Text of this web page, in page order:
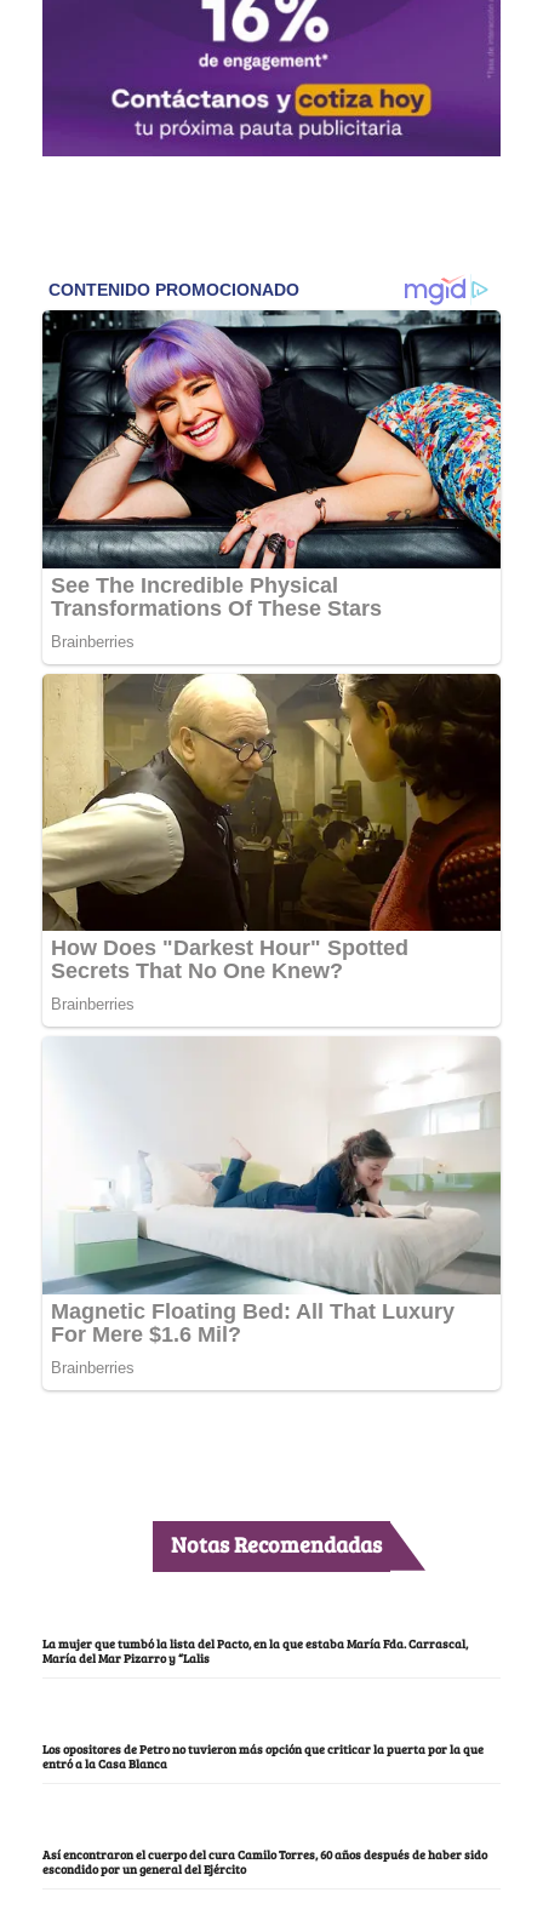
Notas Recomendadas
La mujer que tumbó la lista del Pacto, en la que estaba María Fda. Carrascal,
María del Mar Pizarro y “Lalis
Los opositores de Petro no tuvieron más opción que criticar la puerta por la que
entró a la Casa Blanca
Así encontraron el cuerpo del cura Camilo Torres, 60 años después de haber sido
escondido por un general del Ejército